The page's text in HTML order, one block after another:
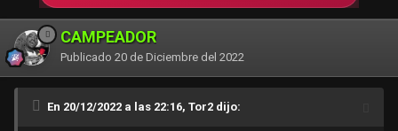
CAMPEADOR
Publicado 20 de Diciembre del 2022
En 20/12/2022 a las 22:16, Tor2 dijo: